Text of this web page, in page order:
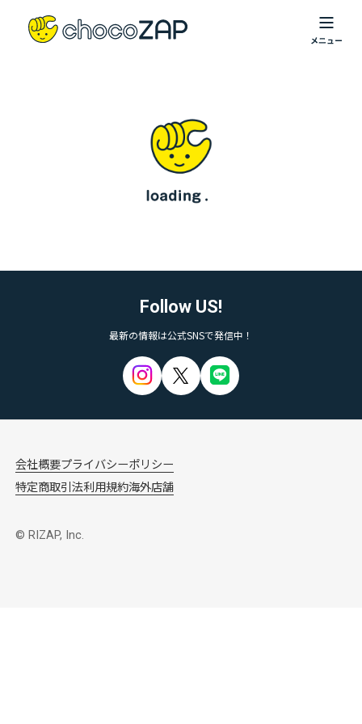
Follow US!
最新の情報は公式SNSで発信中！
会社概要プライバシーポリシー
特定商取引法利用規約海外店舗
© RIZAP, Inc.